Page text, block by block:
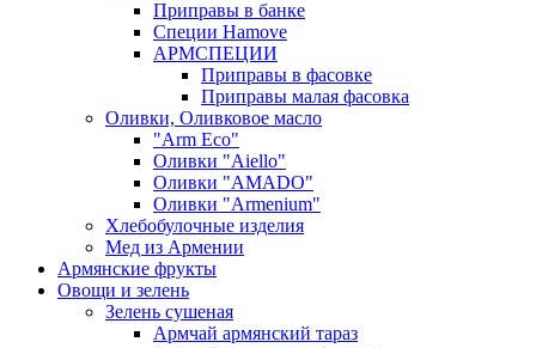
Приправы в банке
Специи Hamove
АРМСПЕЦИИ
Приправы в фасовке
Приправы малая фасовка
Оливки, Оливковое масло
"Arm Eco"
Оливки "Aiello"
Оливки "AMADO"
Оливки "Armenium"
Хлебобулочные изделия
Мед из Армении
Армянские фрукты
Овощи и зелень
Зелень сушеная
Армчай армянский тараз